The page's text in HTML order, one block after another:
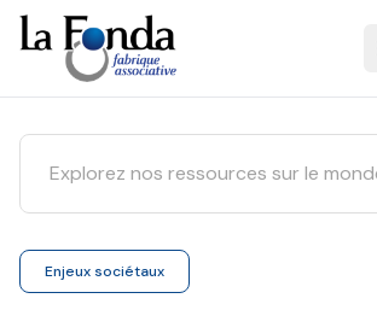
Aller
au
contenu
principal
Enjeux sociétaux